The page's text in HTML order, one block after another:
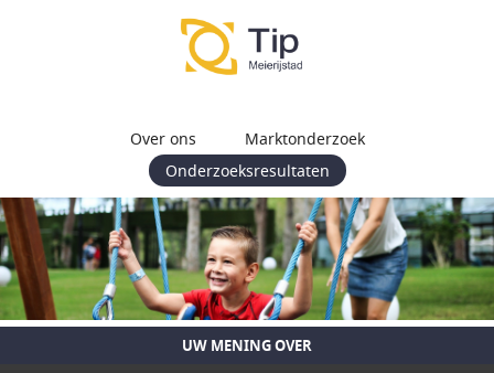
Over ons
Marktonderzoek
Onderzoeksresultaten
UW MENING OVER